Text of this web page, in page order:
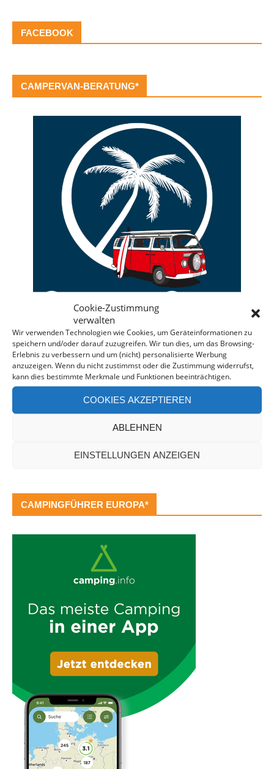
Cookie-Zustimmung
verwalten
Wir verwenden Technologien wie Cookies, um Geräteinformationen zu
speichern und/oder darauf zuzugreifen. Wir tun dies, um das Browsing-
Erlebnis zu verbessern und um (nicht) personalisierte Werbung
anzuzeigen. Wenn du nicht zustimmst oder die Zustimmung widerrufst,
kann dies bestimmte Merkmale und Funktionen beeinträchtigen.
COOKIES AKZEPTIEREN
ABLEHNEN
EINSTELLUNGEN ANZEIGEN
FACEBOOK
CAMPERVAN-BERATUNG*
Deine individuelle Beratung bei der Campermiete
in Deutschland und Europa.
Bei einer Anfrage über diesen Banner erhältst Du
automatisch einenRabatt!*
Buchung kommt, erhalten wir eine kleine Provision.
CAMPINGFÜHRER EUROPA*